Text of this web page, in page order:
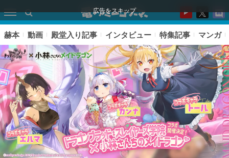
広告をスキップ
赫本 動画 殿堂入り記事 インタビュー 特集記事 マンガ